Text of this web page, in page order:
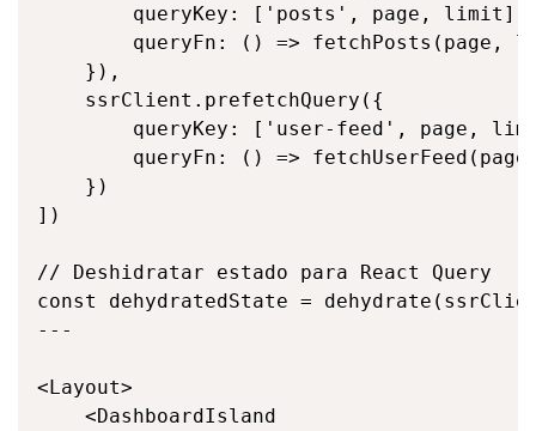
        queryKey: ['posts', page, limit],
queryFn: () => fetchPosts(page,
    }),
    ssrClient.prefetchQuery({
queryKey: ['user-feed', page,
queryFn: () =>
    })
])
// Deshidratar estado para React Query
const dehydratedState =
---
<Layout>
    <DashboardIsland